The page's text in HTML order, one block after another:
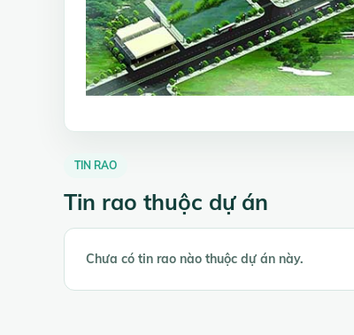
TIN RAO
Tin rao thuộc dự án
Chưa có tin rao nào thuộc dự án này.